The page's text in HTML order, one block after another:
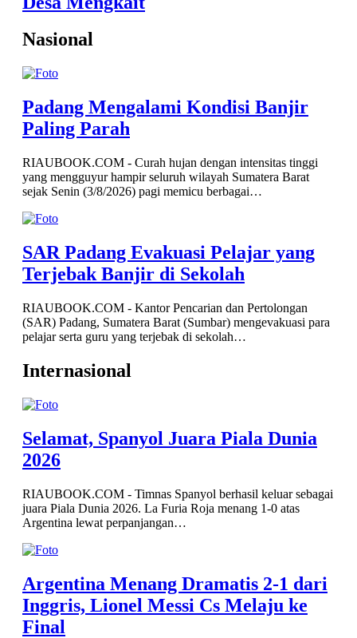
Nasional
Padang Mengalami Kondisi Banjir
Paling Parah
RIAUBOOK.COM - Curah hujan dengan intensitas tinggi
yang mengguyur hampir seluruh wilayah Sumatera Barat
sejak Senin (3/8/2026) pagi memicu berbagai…
SAR Padang Evakuasi Pelajar yang
Terjebak Banjir di Sekolah
RIAUBOOK.COM - Kantor Pencarian dan Pertolongan
(SAR) Padang, Sumatera Barat (Sumbar) mengevakuasi para
pelajar serta guru yang terjebak di sekolah…
Internasional
Selamat, Spanyol Juara Piala Dunia
2026
RIAUBOOK.COM - Timnas Spanyol berhasil keluar sebagai
juara Piala Dunia 2026. La Furia Roja menang 1-0 atas
Argentina lewat perpanjangan…
Argentina Menang Dramatis 2-1 dari
Inggris, Lionel Messi Cs Melaju ke
Final